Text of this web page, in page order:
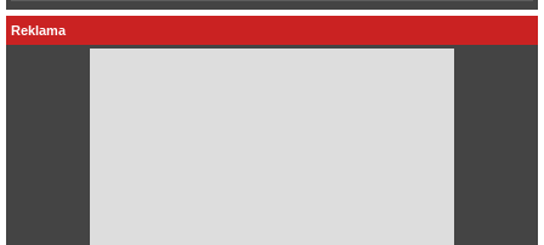
Reklama